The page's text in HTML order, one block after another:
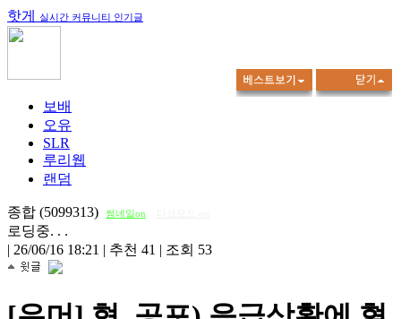
핫게 실시간 커뮤니티 인기글
보배
오유
SLR
루리웹
랜덤
종합 (5099313) 썸네일on
로딩중. . .
| 26/06/16 18:21 | 추천 41 | 조회 53